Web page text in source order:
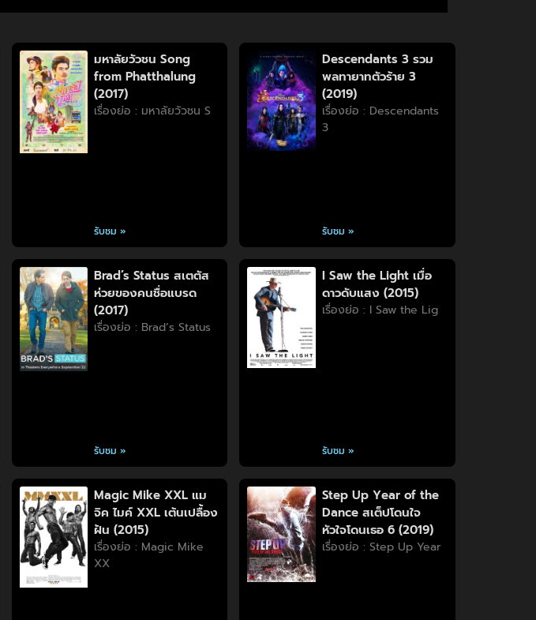
มหาลัยวัวชน Song
from Phatthalung
(2017)
เรื่องย่อ : มหาลัยวัวชน S
รับชม »
Descendants 3 รวม
พลทายาทตัวร้าย 3
(2019)
เรื่องย่อ : Descendants
3
รับชม »
Brad’s Status สเตตัส
ห่วยของคนชื่อแบรด
(2017)
เรื่องย่อ : Brad’s Status
รับชม »
I Saw the Light เมื่อ
ดาวดับแสง (2015)
เรื่องย่อ : I Saw the Lig
รับชม »
Magic Mike XXL แม
จิค ไมค์ XXL เต้นเปลื้อง
ฝัน (2015)
เรื่องย่อ : Magic Mike
XX
Step Up Year of the
Dance สเต็ปโดนใจ
หัวใจโดนเธอ 6 (2019)
เรื่องย่อ : Step Up Year